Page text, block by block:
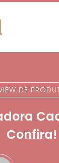
DE
Confira!